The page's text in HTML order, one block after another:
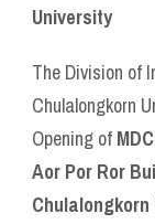
University
The Division of
Chulalongkorn
Opening of
Aor Por Ror